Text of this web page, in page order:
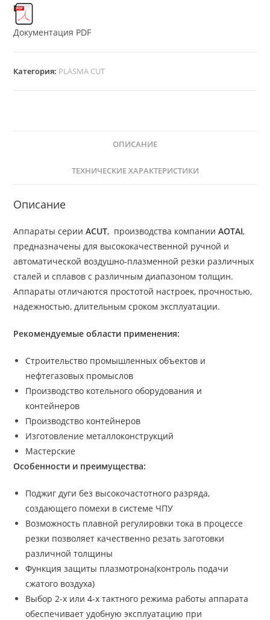
Документация PDF
Категория: PLASMA CUT
ОПИСАНИЕ
ТЕХНИЧЕСКИЕ ХАРАКТЕРИСТИКИ
Описание
Аппараты серииACUT, производства компанииAOTAI,
предназначены для высококачественной ручной и
автоматической воздушно-плазменной резки различных
сталей и сплавов с различным диапазоном толщин.
Аппараты отличаются простотой настроек, прочностью,
надежностью, длительным сроком эксплуатации.
Рекомендуемые области применения:
Строительство промышленных объектов и
нефтегазовых промыслов
Производство котельного оборудования и
контейнеров
Производство контейнеров
Изготовление металлоконструкций
Мастерские
Особенности и преимущества:
Поджиг дуги без высокочастотного разряда,
создающего помехи в системе ЧПУ
Возможность плавной регулировки тока в процессе
резки позволяет качественно резать заготовки
различной толщины
Функция защиты плазмотрона(контроль подачи
сжатого воздуха)
Выбор 2-х или 4-х тактного режима работы аппарата
обеспечивает удобную эксплуатацию при